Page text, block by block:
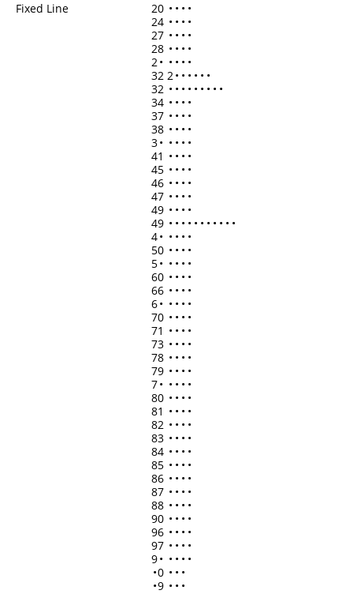
Fixed Line
20 • • • •
24 • • • •
27 • • • •
28 • • • •
2• • • • •
32 2• • • • • •
32 • • • • • • • • •
34 • • • •
37 • • • •
38 • • • •
3• • • • •
41 • • • •
45 • • • •
46 • • • •
47 • • • •
49 • • • •
49 • • • • • • • • • • •
4• • • • •
50 • • • •
5• • • • •
60 • • • •
66 • • • •
6• • • • •
70 • • • •
71 • • • •
73 • • • •
78 • • • •
79 • • • •
7• • • • •
80 • • • •
81 • • • •
82 • • • •
83 • • • •
84 • • • •
85 • • • •
86 • • • •
87 • • • •
88 • • • •
90 • • • •
96 • • • •
97 • • • •
9• • • • •
•0 • • •
•9 • • •